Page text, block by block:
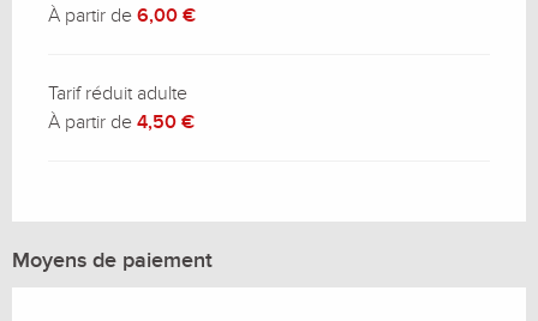
À partir de 6,00 €
Tarif réduit adulte
À partir de 4,50 €
Moyens de paiement